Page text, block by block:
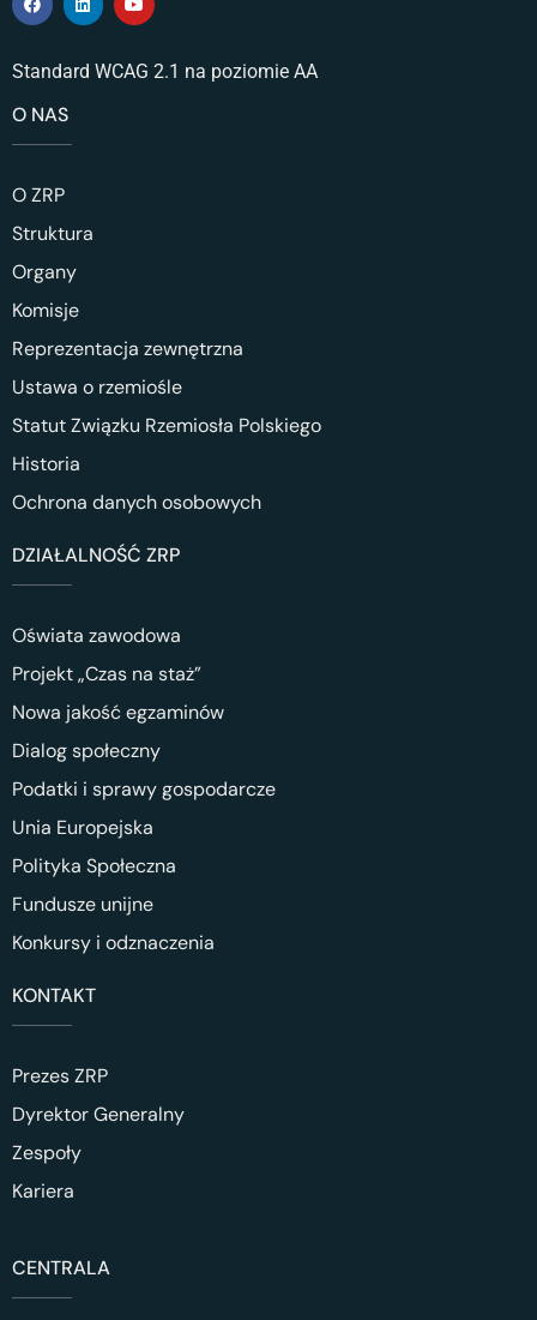
Standard WCAG 2.1 na poziomie AA
O NAS
O ZRP
Struktura
Organy
Komisje
Reprezentacja zewnętrzna
Ustawa o rzemiośle
Statut Związku Rzemiosła Polskiego
Historia
Ochrona danych osobowych
DZIAŁALNOŚĆ ZRP
Oświata zawodowa
Projekt „Czas na staż”
Nowa jakość egzaminów
Dialog społeczny
Podatki i sprawy gospodarcze
Unia Europejska
Polityka Społeczna
Fundusze unijne
Konkursy i odznaczenia
KONTAKT
Prezes ZRP
Dyrektor Generalny
Zespoły
Kariera
CENTRALA